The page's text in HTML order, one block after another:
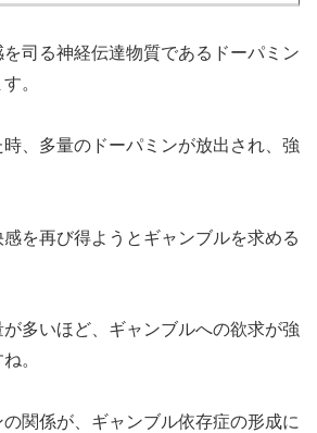
司る神経伝達物質であるドーパミン
。
、多量のドーパミンが放出され、強
を再び得ようとギャンブルを求める
が多いほど、ギャンブルへの欲求が強
。
関係が、ギャンブル依存症の形成に